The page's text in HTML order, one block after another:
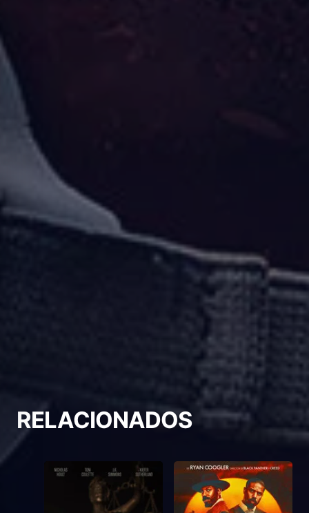
RELACIONADOS